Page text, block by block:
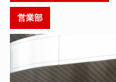
営業部